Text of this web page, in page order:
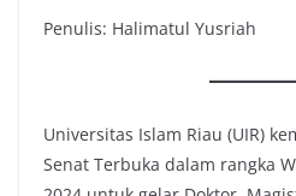
Penulis: Halimatul Yusriah
Universitas Islam Riau (UIR)
Senat Terbuka dalam rangka